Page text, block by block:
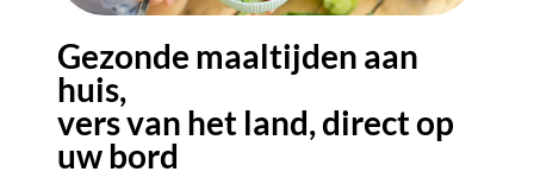
Gezonde maaltijden aan
huis,
vers van het land, direct op
uw bord